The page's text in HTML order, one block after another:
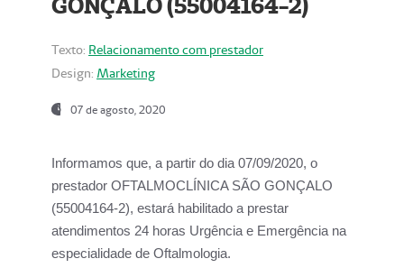
Texto: Relacionamento com prestador
Design: Marketing
07 de agosto, 2020
Informamos que, a partir do dia07/09/2020, o
prestador OFTALMOCLÍNICA SÃO GONÇALO
(55004164-2), estará habilitado a prestar
atendimentos 24 horas Urgência e Emergência na
especialidade de Oftalmologia.